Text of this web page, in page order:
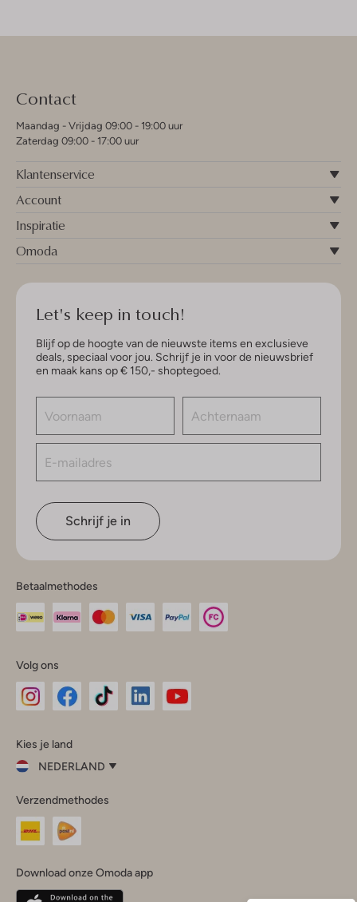
Contact
Maandag - Vrijdag 09:00 - 19:00 uur
Zaterdag 09:00 - 17:00 uur
Klantenservice
Account
Inspiratie
Omoda
Let's keep in touch!
Blijf op de hoogte van de nieuwste items en exclusieve
deals, speciaal voor jou. Schrijf je in voor de nieuwsbrief
en maak kans op € 150,- shoptegoed.
Schrijf je in
Betaalmethodes
Volg ons
InstagramFacebook
Kies je land
NEDERLAND
je
land
Nederland
Belgique(Français)
Verzendmethodes
Download onze Omoda app